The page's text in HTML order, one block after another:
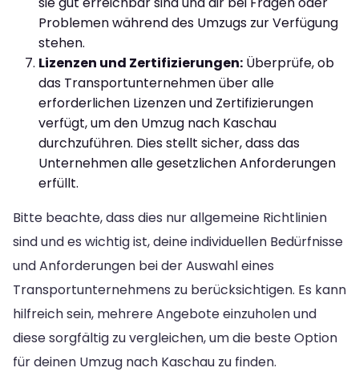
Problemen während des Umzugs zur Verfügung
stehen.
Lizenzen und Zertifizierungen: Überprüfe, ob
das Transportunternehmen über alle
erforderlichen Lizenzen und Zertifizierungen
verfügt, um den Umzug nach Kaschau
durchzuführen. Dies stellt sicher, dass das
Unternehmen alle gesetzlichen Anforderungen
erfüllt.
Bitte beachte, dass dies nur allgemeine Richtlinien
sind und es wichtig ist, deine individuellen Bedürfnisse
und Anforderungen bei der Auswahl eines
Transportunternehmens zu berücksichtigen. Es kann
hilfreich sein, mehrere Angebote einzuholen und
diese sorgfältig zu vergleichen, um die beste Option
für deinen Umzug nach Kaschau zu finden.